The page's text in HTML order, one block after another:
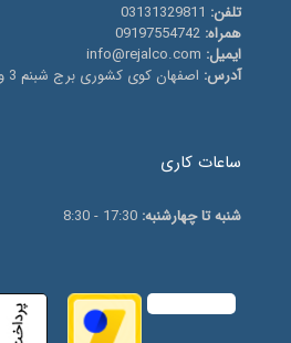
تلفن:
همراه:
ایمیل:
آدرس: اصفهان کوی کشوری برج شبنم 3 واحد 121
ساعات کاری
شنبه تا چهارشنبه: